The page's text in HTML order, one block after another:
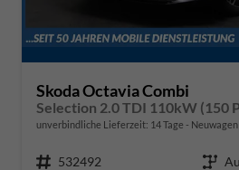
Skoda Octavia Combi
Selection 2.0 TDI 110kW (150
unverbindliche Lieferzeit: 14 Tage Neuwagen
Fahrzeugnr. 532492 Getriebe